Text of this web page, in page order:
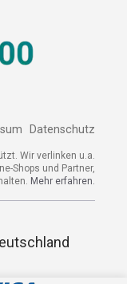
Datenschutz
Wir verlinken u.a.
Shops und Partner,
Mehr erfahren.